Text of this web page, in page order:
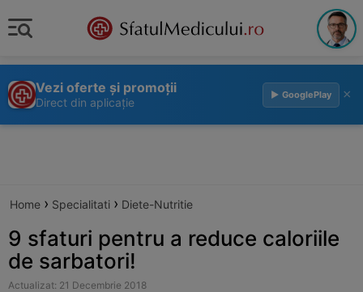
Vezi oferte și promoții
Direct din aplicație
▶ GooglePlay ×
Home › Specialitati › Diete-Nutritie
9 sfaturi pentru a reduce caloriile
de sarbatori!
Actualizat: 21 Decembrie 2018